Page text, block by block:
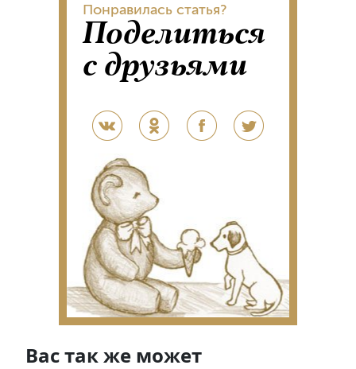
Понравилась статья?
Поделиться
с друзьями
Вас так же может